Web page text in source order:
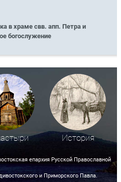
в храме свв. апп. Петра и
богослужение
История
епархия Русской Православной
и Приморского Павла.